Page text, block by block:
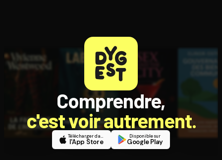
Comprendre,
c'est voir autrement.
Télécharger dans
l'App Store
Disponible sur
Google Play